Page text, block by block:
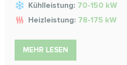
Kühlleistung: 70-150 kW
Heizleistung: 78-175 kW
MEHR LESEN